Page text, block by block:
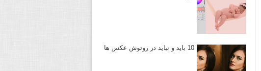
10 باید و نباید در روتوش عکس ها